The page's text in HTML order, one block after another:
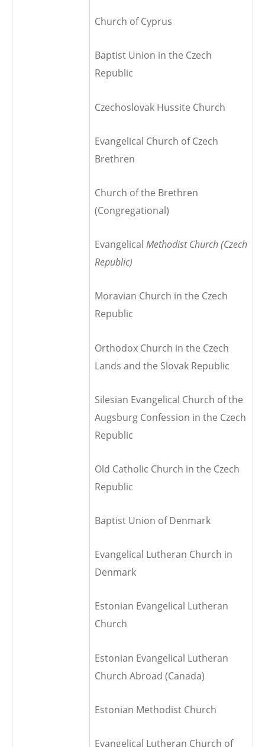
Church of Cyprus
Baptist Union in the Czech
Republic
Czechoslovak Hussite Church
Evangelical Church of Czech
Brethren
Church of the Brethren
(Congregational)
Evangelical Methodist Church (Czech
Republic)
Moravian Church in the Czech
Republic
Orthodox Church in the Czech
Lands and the Slovak Republic
Silesian Evangelical Church of the
Augsburg Confession in the Czech
Republic
Old Catholic Church in the Czech
Republic
Baptist Union of Denmark
Evangelical Lutheran Church in
Denmark
Estonian Evangelical Lutheran
Church
Estonian Evangelical Lutheran
Church Abroad (Canada)
Estonian Methodist Church
Evangelical Lutheran Church of